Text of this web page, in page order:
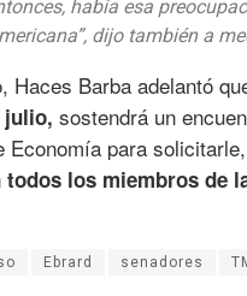
había esa
dijo también a
Haces Barba adelantó
julio, sostendrá un
Economía para
todos los miembros de
Ebrard senadores